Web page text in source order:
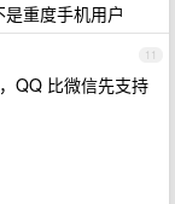
重度手机用户
11
QQ 比微信先支持